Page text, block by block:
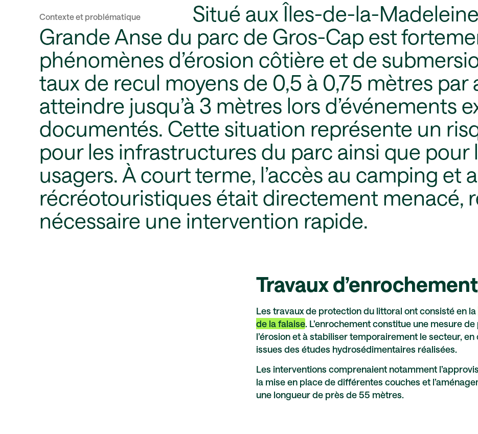
Contexte et problématique
Situé aux Îles-de-la-
Grande Anse du parc de Gros-Cap est
phénomènes d’érosion côtière et de
taux de recul moyens de 0,5 à 0,75 mètres par
atteindre jusqu’à 3 mètres lors d’événements
documentés. Cette situation représente un
pour les infrastructures du parc ainsi que pour
usagers. À court terme, l’accès au camping et
récréotouristiques était directement menacé,
nécessaire une intervention rapide.
Travaux d’enrochement
Les travaux de protection du littoral ont consisté en la
de la falaise. L’enrochement constitue une mesure
l’érosion et à stabiliser temporairement le secteur,
issues des études hydrosédimentaires réalisées.
Les interventions comprenaient notamment
la mise en place de différentes couches et
une longueur de près de 55 mètres.